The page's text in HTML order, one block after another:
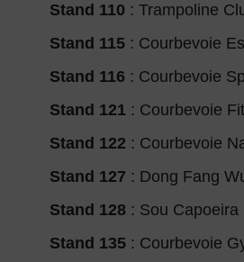
Stand 110 : Trampoline
Stand 115 : Courbevoie
Stand 116 : Courbevoie
Stand 121 : Courbevoie Fit
Stand 122 : Courbevoie
Stand 127 : Dong Fang
Stand 128 : Sou Capoeira
Stand 135 : Courbevoie